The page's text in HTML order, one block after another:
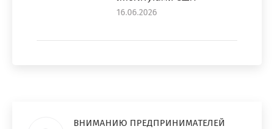
16.06.2026
ВНИМАНИЮ ПРЕДПРИНИМАТЕЛЕЙ